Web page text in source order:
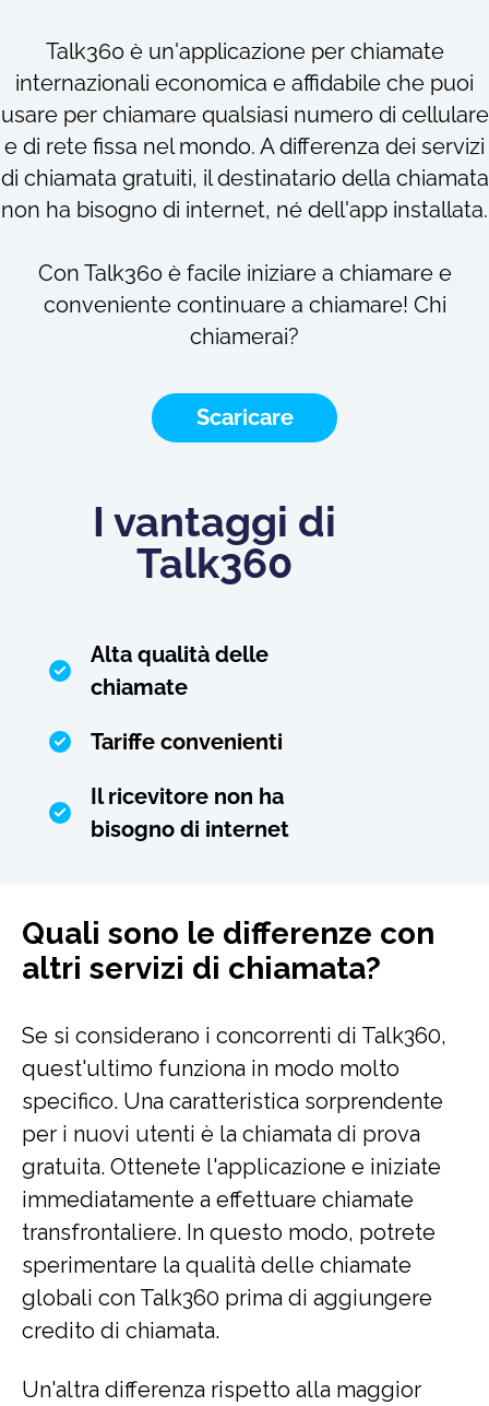
Talk360 è un'applicazione per chiamate
internazionali economica e affidabile che puoi
usare per chiamare qualsiasi numero di cellulare
e di rete fissa nel mondo. A differenza dei servizi
di chiamata gratuiti, il destinatario della chiamata
non ha bisogno di internet, né dell'app installata.
Con Talk360 è facile iniziare a chiamare e
conveniente continuare a chiamare! Chi
chiamerai?
Scaricare
I vantaggi di
Talk360
Alta qualità delle
chiamate
Tariffe convenienti
Il ricevitore non ha
bisogno di internet
Quali sono le differenze con
altri servizi di chiamata?
Se si considerano i concorrenti di Talk360,
quest'ultimo funziona in modo molto
specifico. Una caratteristica sorprendente
per i nuovi utenti è la chiamata di prova
gratuita. Ottenete l'applicazione e iniziate
immediatamente a effettuare chiamate
transfrontaliere. In questo modo, potrete
sperimentare la qualità delle chiamate
globali con Talk360 prima di aggiungere
credito di chiamata.
Un'altra differenza rispetto alla maggior